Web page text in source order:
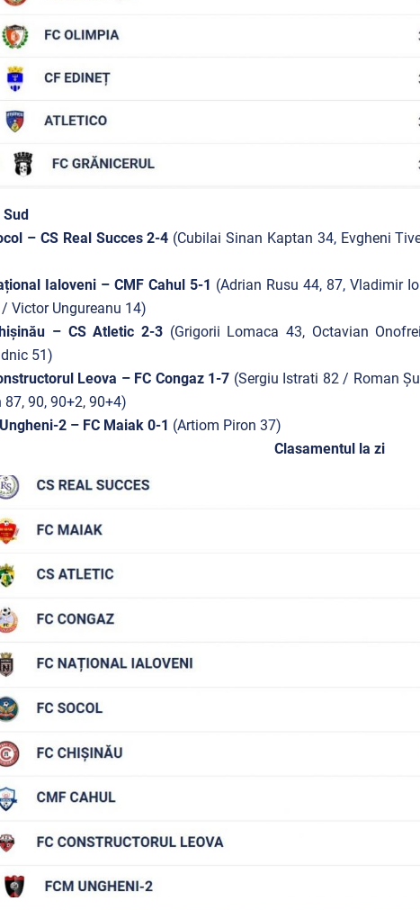
– CS Real Succes 2-4 (Cubilai Sinan Kaptan 34, Evgheni
Ialoveni – CMF Cahul 5-1 (Adrian Rusu 44, 87, Vladimir
Victor Ungureanu 14)
– CS Atletic 2-3 (Grigorii Lomaca 43, Octavian
51)
Leova – FC Congaz 1-7 (Sergiu Istrati 82 / Roman
87, 90, 90+2, 90+4)
2 – FC Maiak 0-1 (Artiom Piron 37)
Clasamentul la zi